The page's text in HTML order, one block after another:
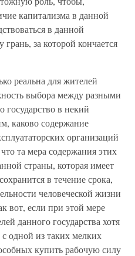
капитализма в данной
в данной
за которой кончается
реальна для жителей
выбора между разными
государство в некий
каково содержание
организаций
та мера содержания этих
страны, которая имеет
в течение срока,
человеческой жизни
вот, если при этой мере
данного государства хотя
с одной из таких мелких
купить рабочую силу